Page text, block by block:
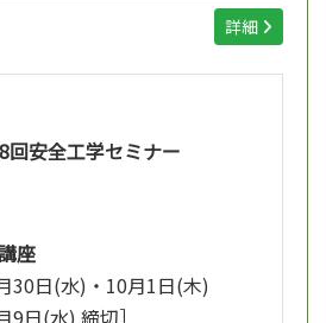
詳細
回安全工学セミナー
座
30日(水)・10月1日(木)
9日(水) 締切］